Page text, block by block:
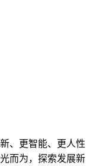
、更智能、更人性
而为，探索发展新